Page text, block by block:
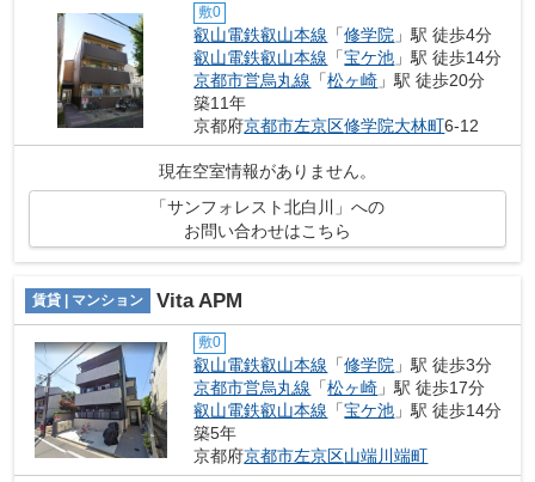
敷0
叡山電鉄叡山本線 「修学院 」駅 徒歩4分
叡山電鉄叡山本線 「宝ケ池 」駅 徒歩14分
京都市営烏丸線 「松ヶ崎 」駅 徒歩20分
築11年
京都府京都市左京区修学院大林町6-12
現在空室情報がありません。
「サンフォレスト北白川」への
お問い合わせはこちら
賃貸 | マンション Vita APM
敷0
叡山電鉄叡山本線 「修学院 」駅 徒歩3分
京都市営烏丸線 「松ヶ崎 」駅 徒歩17分
叡山電鉄叡山本線 「宝ケ池 」駅 徒歩14分
築5年
京都府京都市左京区山端川端町